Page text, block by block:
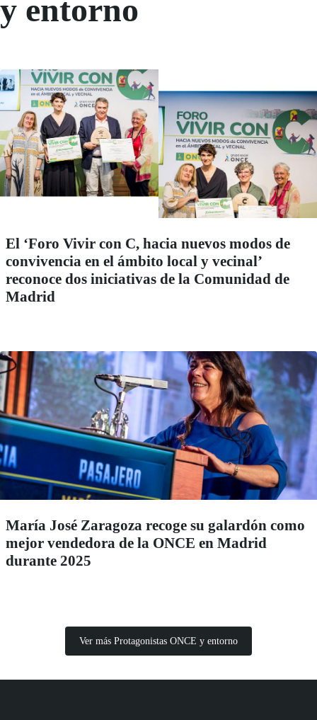
y entorno
El ‘Foro Vivir con C, hacia nuevos modos de
convivencia en el ámbito local y vecinal’
reconoce dos iniciativas de la Comunidad de
Madrid
María José Zaragoza recoge su galardón como
mejor vendedora de la ONCE en Madrid
durante 2025
Ver más Protagonistas ONCE y entorno